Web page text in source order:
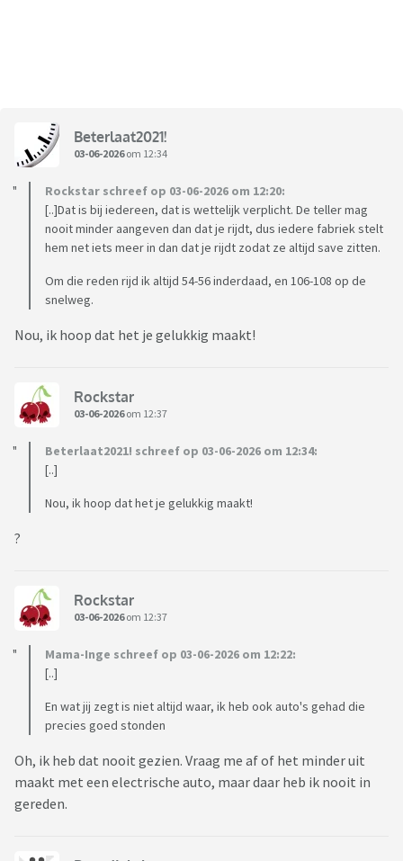
Beterlaat2021!
03-06-2026om 12:34
Rockstar schreef op 03-06-2026 om 12:20:
[..]Dat is bij iedereen, dat is wettelijk verplicht. De teller mag
nooit minder aangeven dan dat je rijdt, dus iedere fabriek stelt
hem net iets meer in dan dat je rijdt zodat ze altijd save zitten.
Om die reden rijd ik altijd 54-56 inderdaad, en 106-108 op de
snelweg.
Nou, ik hoop dat het je gelukkig maakt!
Rockstar
03-06-2026om 12:37
Beterlaat2021! schreef op 03-06-2026 om 12:34:
[..]
Nou, ik hoop dat het je gelukkig maakt!
?
Rockstar
03-06-2026om 12:37
Mama-Inge schreef op 03-06-2026 om 12:22:
[..]
En wat jij zegt is niet altijd waar, ik heb ook auto's gehad die
precies goed stonden
Oh, ik heb dat nooit gezien. Vraag me af of het minder uit
maakt met een electrische auto, maar daar heb ik nooit in
gereden.